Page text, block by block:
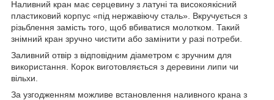
Наливний кран має серцевину з латуні та високоякісний
пластиковий корпус «під нержавіючу сталь». Вкручується з
різьблення замість того, щоб вбиватися молотком. Такий
знімний кран зручно чистити або замінити у разі потреби.
Заливний отвір з відповідним діаметром є зручним для
використання. Корок виготовляється з деревини липи чи
вільхи.
За узгодженням можливе встановлення наливного крана з